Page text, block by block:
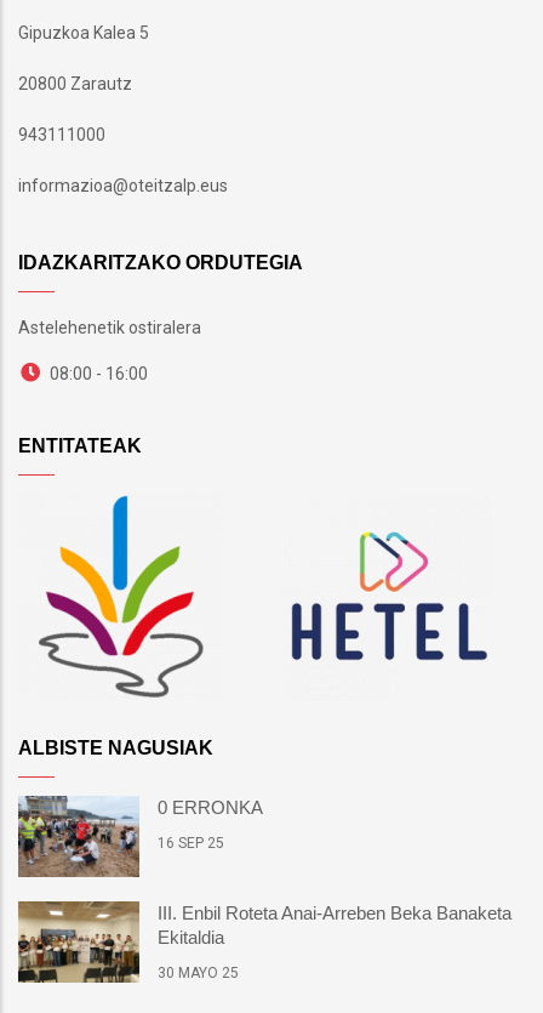
Gipuzkoa Kalea 5
20800 Zarautz
943111000
informazioa@oteitzalp.eus
IDAZKARITZAKO ORDUTEGIA
Astelehenetik ostiralera
08:00 - 16:00
ENTITATEAK
ALBISTE NAGUSIAK
0 ERRONKA
16 SEP 25
III. Enbil Roteta Anai-Arreben Beka Banaketa
Ekitaldia
30 MAYO 25